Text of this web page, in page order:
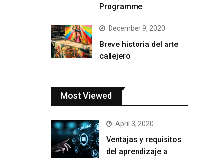
Programme
December 9, 2020
Breve historia del arte
callejero
Most Viewed
April 3, 2020
Ventajas y requisitos
del aprendizaje a